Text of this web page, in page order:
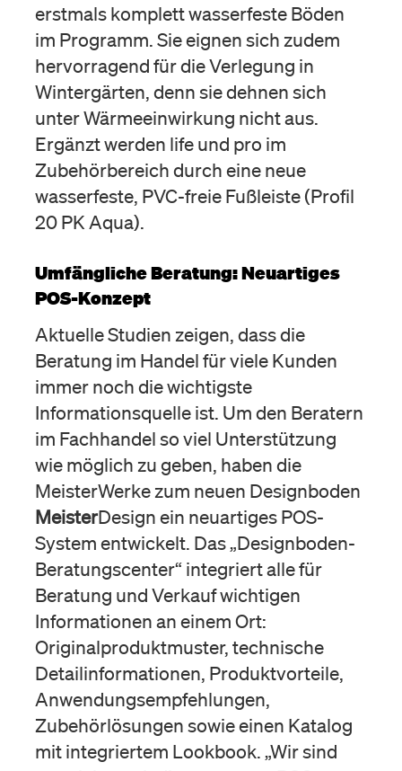
erstmals komplett wasserfeste Böden
im Programm. Sie eignen sich zudem
hervorragend für die Verlegung in
Wintergärten, denn sie dehnen sich
unter Wärmeeinwirkung nicht aus.
Ergänzt werden life und pro im
Zubehörbereich durch eine neue
wasserfeste, PVC-freie Fußleiste (Profil
20 PK Aqua).
Umfängliche Beratung: Neuartiges
POS-Konzept
Aktuelle Studien zeigen, dass die
Beratung im Handel für viele Kunden
immer noch die wichtigste
Informationsquelle ist. Um den Beratern
im Fachhandel so viel Unterstützung
wie möglich zu geben, haben die
MeisterWerke zum neuen Designboden
MeisterDesign ein neuartiges POS-
System entwickelt. Das „Designboden-
Beratungscenter“ integriert alle für
Beratung und Verkauf wichtigen
Informationen an einem Ort:
Originalproduktmuster, technische
Detailinformationen, Produktvorteile,
Anwendungsempfehlungen,
Zubehörlösungen sowie einen Katalog
mit integriertem Lookbook. „Wir sind